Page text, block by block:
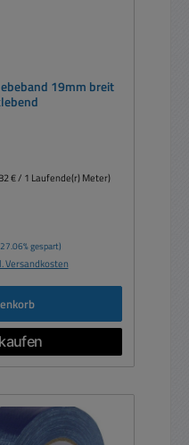
19mm breit
€ / 1 Laufende(r) Meter)
gespart)
Versandkosten